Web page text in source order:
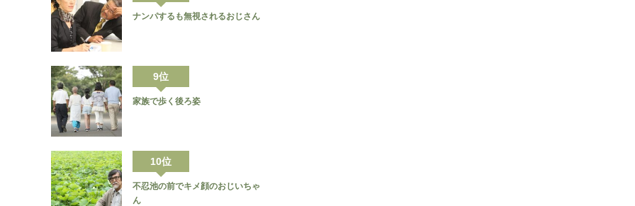
ナンパするも無視されるおじさん
9位
家族で歩く後ろ姿
10位
不忍池の前でキメ顔のおじいちゃ
ん